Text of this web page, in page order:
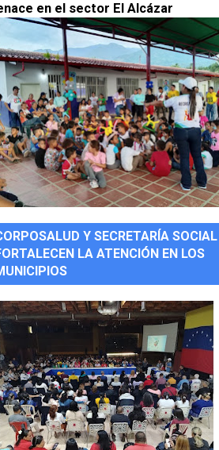
en el sector El Alcázar
Y SECRETARÍA SOCIAL
LA ATENCIÓN EN LOS